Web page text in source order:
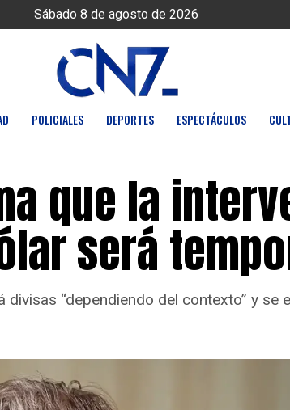
Sábado 8 de agosto de 2026
POLICIALES DEPORTES ESPECTÁCULOS
que la
será
“dependiendo del contexto” y